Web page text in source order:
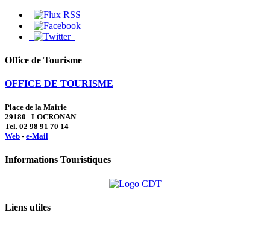
Office de Tourisme
OFFICE DE TOURISME
Place de la Mairie
29180 LOCRONAN
Tel. 02 98 91 70 14
Web - e-Mail
Informations Touristiques
Liens utiles